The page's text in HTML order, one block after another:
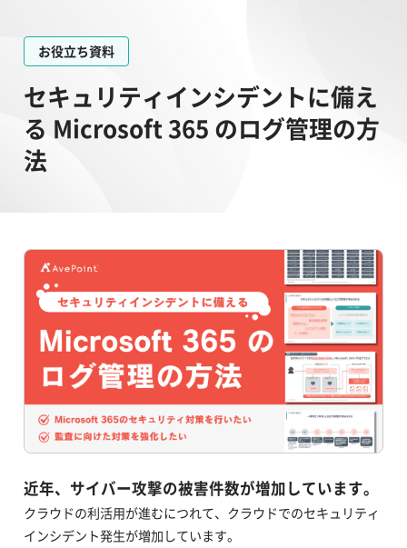
お役立ち資料
セキュリティインシデントに備え
る​ Microsoft 365 のログ管理の方
法
近年、サイバー攻撃の被害件数が増加しています。
クラウドの利活用が進むにつれて、クラウドでのセキュリティ
インシデント発生が増加しています。